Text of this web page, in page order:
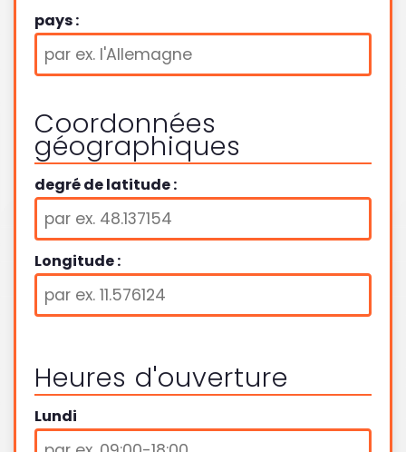
pays :
Coordonnées
géographiques
degré de latitude :
Longitude :
Heures d'ouverture
Lundi